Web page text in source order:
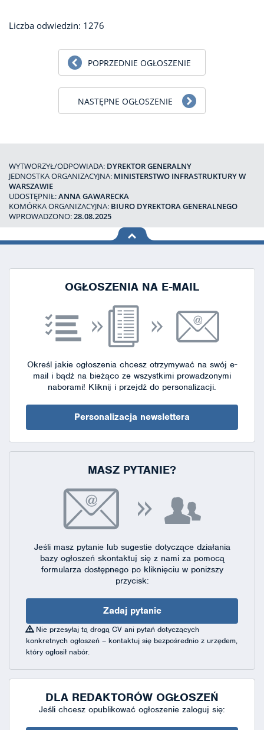
Liczba odwiedzin: 1276
POPRZEDNIE OGŁOSZENIE
NASTĘPNE OGŁOSZENIE
WYTWORZYŁ/ODPOWIADA: DYREKTOR GENERALNY
JEDNOSTKA ORGANIZACYJNA: MINISTERSTWO INFRASTRUKTURY W
WARSZAWIE
UDOSTĘPNIŁ:ANNA GAWARECKA
KOMÓRKA ORGANIZACYJNA: BIURO DYREKTORA GENERALNEGO
WPROWADZONO:28.08.2025
na górę
OGŁOSZENIA NA E-MAIL
Określ jakie ogłoszenia chcesz otrzymywać na swój e-
mail i bądź na bieżąco ze wszystkimi prowadzonymi
naborami! Kliknij i przejdź do personalizacji.
Personalizacja newslettera
MASZ PYTANIE?
Jeśli masz pytanie lub sugestie dotyczące działania
bazy ogłoszeń skontaktuj się z nami za pomocą
formularza dostępnegopo kliknięciu w poniższy
przycisk:
Zadaj pytanie
Nie przesyłaj tą drogą CV ani pytań dotyczących
konkretnych ogłoszeń – kontaktuj się bezpośrednio z urzędem,
który ogłosił nabór.
DLA REDAKTORÓW OGŁOSZEŃ
Jeśli chcesz opublikować ogłoszenie zaloguj się: